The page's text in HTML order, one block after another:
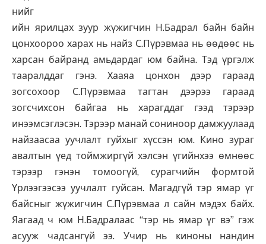
нийг
ийн ярилцах зуур жүжигчин Н.Бадрал байн байн
цонхоороо харах нь найз С.Пүрэвмаа нь өөдөөс нь
харсан байранд амьдардаг юм байна. Тэд үргэлж
тааралддаг гэнэ. Хааяа цонхон дээр гараад
зогсохоор С.Пүрэвмаа тагтан дээрээ гараад
зогсчихсон байгаа нь харагддаг гээд тэрээр
инээмсэглэсэн. Тэрээр манай сониноор дамжуулаад
найзаасаа уучлалт гуйхыг хүссэн юм. Кино зураг
авалтын үед тоймжиргүй хэлсэн үгийнхээ өмнөөс
тэрээр гэнэн томоогүй, сурагчийн формтой
Үрлээгээсээ уучлалт гуйсан. Магадгүй тэр ямар үг
байсныг жүжигчин С.Пүрэвмаа л сайн мэдэх байх.
Яагаад ч юм Н.Бадралаас “тэр нь ямар үг вэ” гэж
асууж чадсангүй ээ. Учир нь киноны нандин